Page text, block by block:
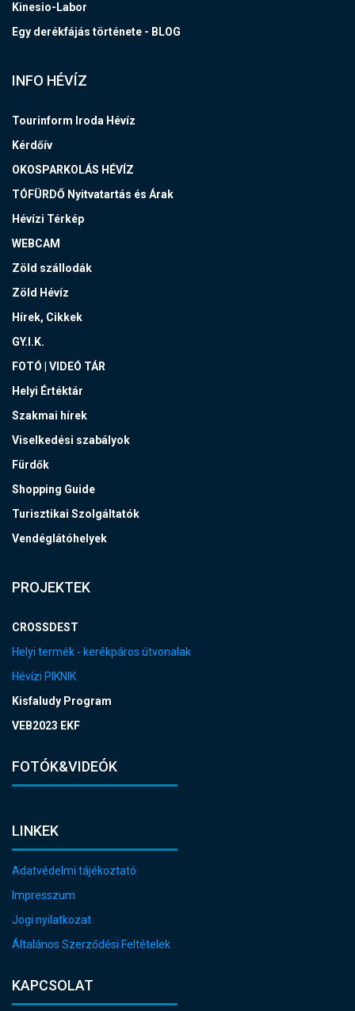
Kinesio-Labor
Egy derékfájás története - BLOG
INFO HÉVÍZ
Tourinform Iroda Hévíz
Kérdőív
OKOSPARKOLÁS HÉVÍZ
TÓFÜRDŐ Nyitvatartás és Árak
Hévízi Térkép
WEBCAM
Zöld szállodák
Zöld Hévíz
Hírek, Cikkek
GY.I.K.
FOTÓ | VIDEÓ TÁR
Helyi Értéktár
Szakmai hírek
Viselkedési szabályok
Fürdők
Shopping Guide
Turisztikai Szolgáltatók
Vendéglátóhelyek
PROJEKTEK
CROSSDEST
Helyi termék - kerékpáros útvonalak
Hévízi PIKNIK
Kisfaludy Program
VEB2023 EKF
FOTÓK&VIDEÓK
LINKEK
Adatvédelmi tájékoztató
Impresszum
Jogi nyilatkozat
Általános Szerződési Feltételek
KAPCSOLAT